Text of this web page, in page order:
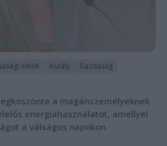
elnök Aszály
Gazdaság
a magánszemélyeknek
energiahasználatot, amellyel
a válságos napokon.